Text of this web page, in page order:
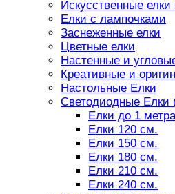
Искусственные
Елки с лампочками
Заснеженные елки
Цветные елки
Настенные и
Креативные и
Настольные Елки
Светодиодные Елки
Елки до 1 метра
Елки 120 см.
Елки 150 см.
Елки 180 см.
Елки 210 см.
Елки 240 см.